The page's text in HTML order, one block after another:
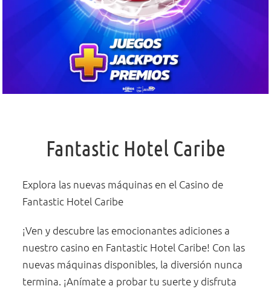
Fantastic Hotel Caribe
Explora las nuevas máquinas en el Casino de
Fantastic Hotel Caribe
¡Ven y descubre las emocionantes adiciones a
nuestro casino en Fantastic Hotel Caribe! Con las
nuevas máquinas disponibles, la diversión nunca
termina. ¡Anímate a probar tu suerte y disfruta